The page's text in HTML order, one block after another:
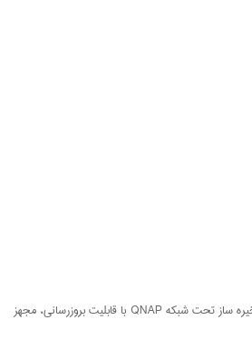
خرید ذخیره ساز تحت شبکه ( خرید کیونپ ) یک ذخیره ساز تحت شبکه (NAS) مبتنی بر سیستم عامل لینوکس است که ضمن ارائه عملکرد برتر، شاهد قیمت رقابتی آن در بازار آزاد اقتصادی هستیم. در حال حاضر ذخیره ساز تحت شبکه QNAP با قابلیت بروزرسانی، مجهز